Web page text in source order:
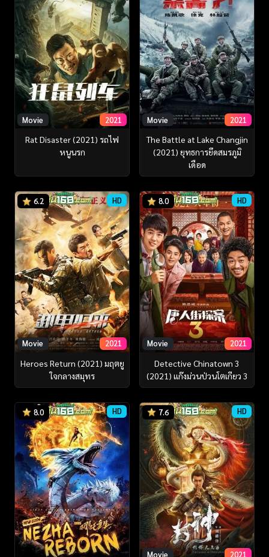
Movie 2021
Rat Disaster (2021) รถไฟ
หนูนรก
Movie 2021
The Battle at Lake Changjin
(2021) ยุทธการยึดสมรภูมิ
เดือด
6.2 HD
Movie 2021
Heroes Return (2021) มฤตยู
ใจกลางสมุทร
8.0 HD
Movie 2021
Detective Chinatown 3
(2021) แก๊งม่วนป่วนโตเกียว 3
8.0 HD 7.6 HD
Movie 2021